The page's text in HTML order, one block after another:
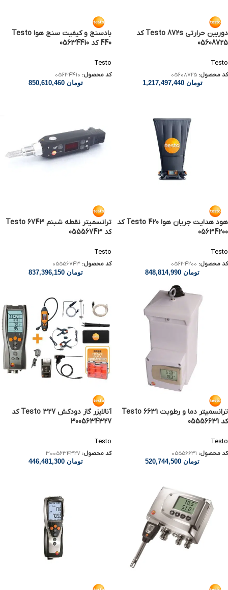
دوربین حرارتی Testo 872s کد
05608725
Testo
کد محصول: 05608725
تومان 1,217,497,440
بادسنج و کیفیت سنج هوا Testo
440 کد 05634410
Testo
کد محصول: 05634410
تومان
هود هدایت جریان هوا Testo 420 کد
05634200
Testo
کد محصول: 05634200
تومان
ترانسمیتر نقطه شبنم Testo 6743
کد 05556743
Testo
کد محصول: 05556743
تومان
ترانسمیتر دما و رطوبت Testo 6631
کد 05556631
Testo
کد محصول: 05556631
تومان
آنالایزر گاز دودکش Testo 327 کد
3005634327
Testo
کد محصول: 3005634327
تومان